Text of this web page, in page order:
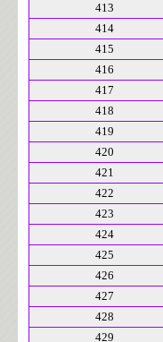
413
414
415
416
417
418
419
420
421
422
423
424
425
426
427
428
429